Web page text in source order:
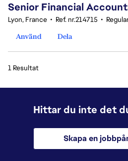
Senior Financial
Lyon, France • Ref. nr.214715 •
Använd
Dela
1 Resultat
Hittar du inte det
Skapa en